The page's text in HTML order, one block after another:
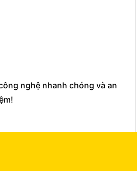
nghệ nhanh chóng và an